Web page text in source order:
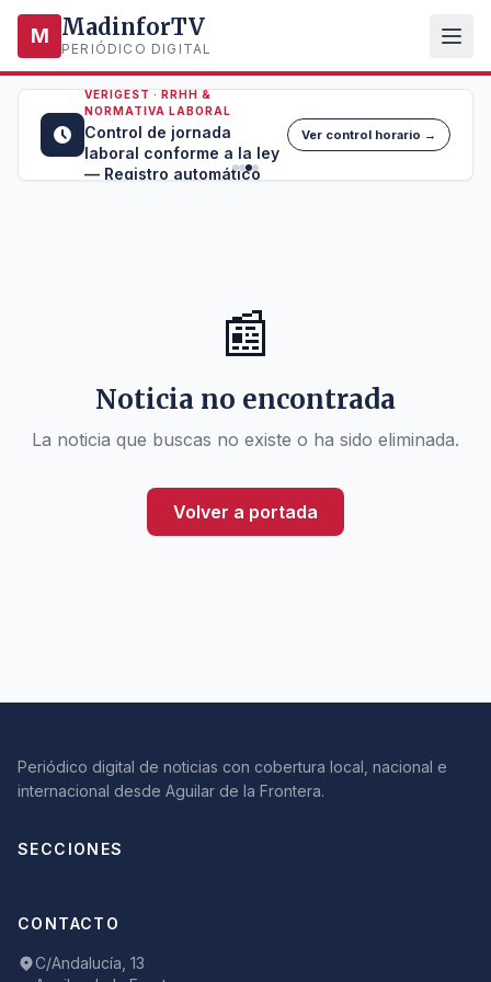
M MadinforTV
PERIÓDICO DIGITAL
VERIGEST · RRHH &
NORMATIVA LABORAL
Control de jornada
laboral conforme a la ley
— Registro automático
Ver control horario →
📰
Noticia no encontrada
La noticia que buscas no existe o ha sido eliminada.
Volver a portada
Periódico digital de noticias con cobertura local, nacional e
internacional desde Aguilar de la Frontera.
SECCIONES
CONTACTO
C/Andalucía, 13